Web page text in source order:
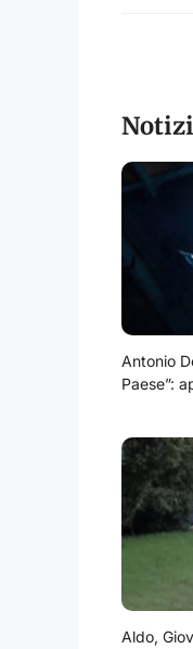
Antonio
Paese”:
Aldo,